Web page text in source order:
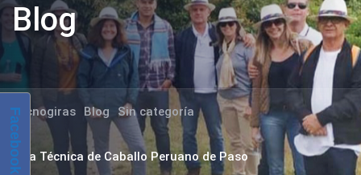
Blog
Tecnogiras Blog Sin categoría
Gira Técnica de Caballo Peruano de Paso
Facebook